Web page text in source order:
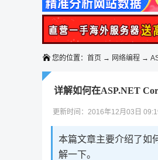
您的位置： 首页 → 网络编程 →
详解如何在ASP.NET
更新时间：2016年12月03日
本篇文章主要介绍了如
解一下。